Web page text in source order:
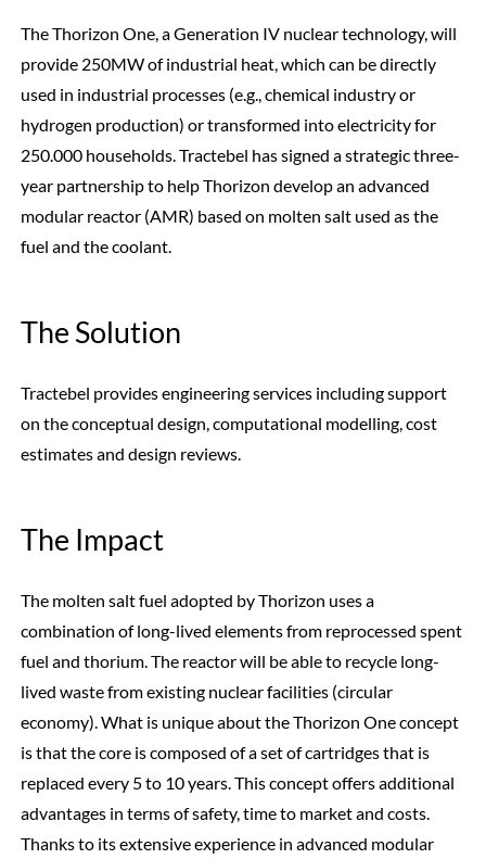
The Thorizon One, a Generation IV nuclear technology, will
provide 250MW of industrial heat, which can be directly
used in industrial processes (e.g., chemical industry or
hydrogen production) or transformed into electricity for
250.000 households. Tractebel has signed a strategic three-
year partnership to help Thorizon develop an advanced
modular reactor (AMR) based on molten salt used as the
fuel and the coolant.
The Solution
Tractebel provides engineering services including support
on the conceptual design, computational modelling, cost
estimates and design reviews.
The Impact
The molten salt fuel adopted by Thorizon uses a
combination of long-lived elements from reprocessed spent
fuel and thorium. The reactor will be able to recycle long-
lived waste from existing nuclear facilities (circular
economy). What is unique about the Thorizon One concept
is that the core is composed of a set of cartridges that is
replaced every 5 to 10 years. This concept offers additional
advantages in terms of safety, time to market and costs.
Thanks to its extensive experience in advanced modular